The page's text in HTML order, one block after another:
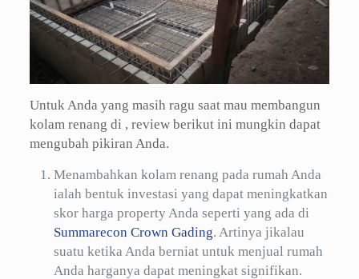
Untuk Anda yang masih ragu saat mau membangun
kolam renang di , review berikut ini mungkin dapat
mengubah pikiran Anda.
Menambahkan kolam renang pada rumah Anda
ialah bentuk investasi yang dapat meningkatkan
skor harga property Anda seperti yang ada di
Summarecon Crown Gading. Artinya jikalau
suatu ketika Anda berniat untuk menjual rumah
Anda harganya dapat meningkat signifikan.